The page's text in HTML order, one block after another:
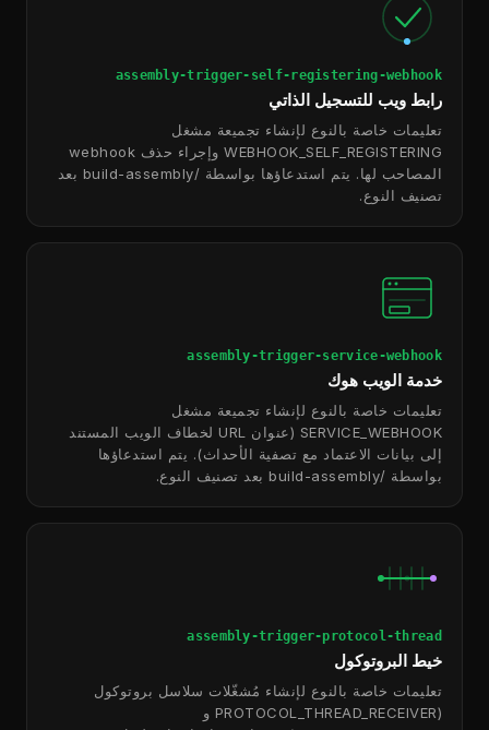
assembly-trigger-self-registering-webhook
رابط ويب للتسجيل الذاتي
تعليمات خاصة بالنوع لإنشاء تجميعة مشغل
WEBHOOK_SELF_REGISTERING وإجراء حذف webhook
المصاحب لها. يتم استدعاؤها بواسطة /build-assembly بعد
تصنيف النوع.
assembly-trigger-service-webhook
خدمة الويب هوك
تعليمات خاصة بالنوع لإنشاء تجميعة مشغل
SERVICE_WEBHOOK (عنوان URL لخطاف الويب المستند
إلى بيانات الاعتماد مع تصفية الأحداث). يتم استدعاؤها
بواسطة /build-assembly بعد تصنيف النوع.
assembly-trigger-protocol-thread
خيط البروتوكول
تعليمات خاصة بالنوع لإنشاء مُشغّلات سلاسل بروتوكول
(PROTOCOL_THREAD_RECEIVER و